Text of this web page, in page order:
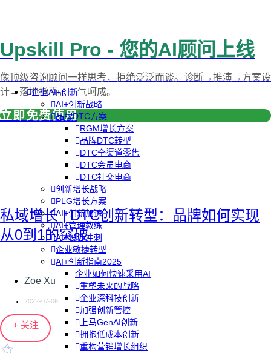
企业AI+创新
AI+创新战略
品牌DTC方案
RGM增长方案
品牌DTC转型
DTC全渠道零售
DTC会员电商
DTC社交电商
创新增长战略
PLG增长方案
AI+创新加速
AI+管理教练
AI+设计冲刺
企业敏捷转型
AI+创新指南2025
企业如何快速采用AI
重塑未来的战略
企业深科技创新
加强创新管控
上马GenAI创新
拥抱低成本创新
重构营销增长组织
Upskill Pro - 您的AI顾问上线
像顶级咨询顾问一样思考，拒绝泛泛而谈。诊断→推演→方案设
计→落地指南，一气呵成。
立即免费使用
私域增长 | DTC创新转型：品牌如何实现
从0到1的突破
Zoe Xu
2022-07-06
+ 关注